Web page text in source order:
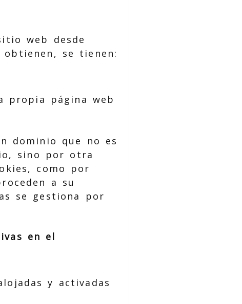
web desde
se tienen:
propia página web
dominio que no es
sino por otra
como por
a su
se gestiona por
en el
y activadas